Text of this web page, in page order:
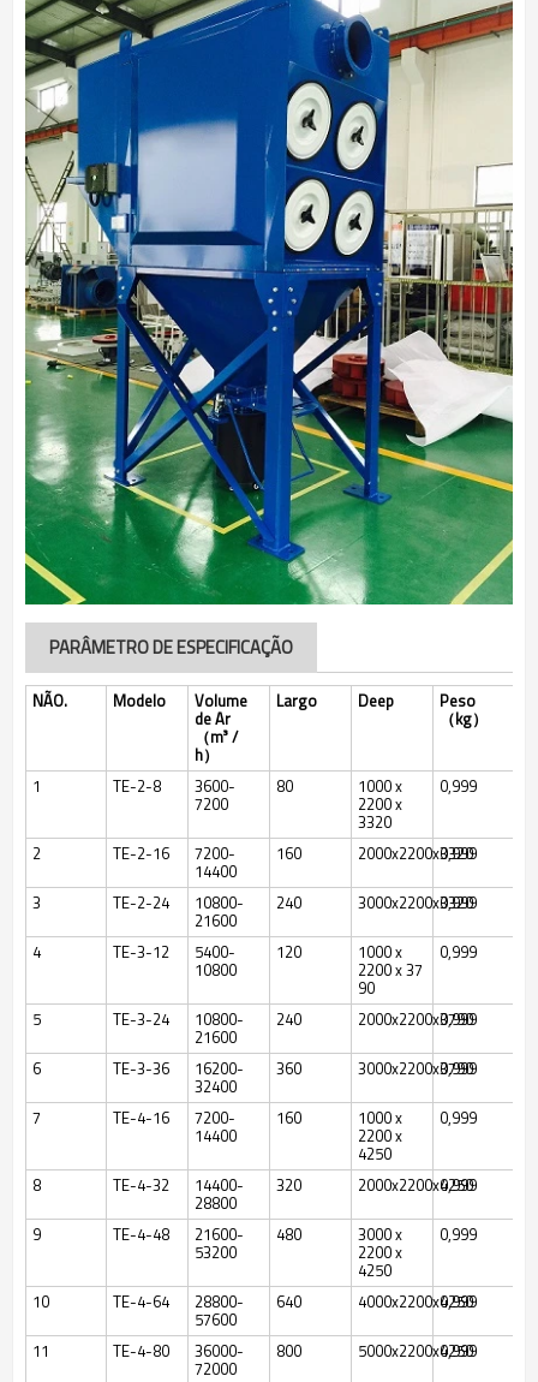
PARÂMETRO DE ESPECIFICAÇÃO
NÃO. Modelo Volume
de Ar
（m³ /
h）
Largo Deep Peso
（kg）
1 TE-2-8 3600-
7200
80 1000 x
2200 x
3320
0,999
2 TE-2-16 7200-
14400
160 2000x2200x3320
0,999
3 TE-2-24 10800-
21600
240 3000x2200x3320
0,999
4 TE-3-12 5400-
10800
120 1000 x
2200 x 37
90
0,999
5 TE-3-24 10800-
21600
240 2000x2200x3790
0,999
6 TE-3-36 16200-
32400
360 3000x2200x3790
0,999
7 TE-4-16 7200-
14400
160 1000 x
2200 x
4250
0,999
8 TE-4-32 14400-
28800
320 2000x2200x4250
0,999
9 TE-4-48 21600-
53200
480 3000 x
2200 x
4250
0,999
10 TE-4-64 28800-
57600
640 4000x2200x4250
0,999
11 TE-4-80 36000-
72000
800 5000x2200x4250
0,999